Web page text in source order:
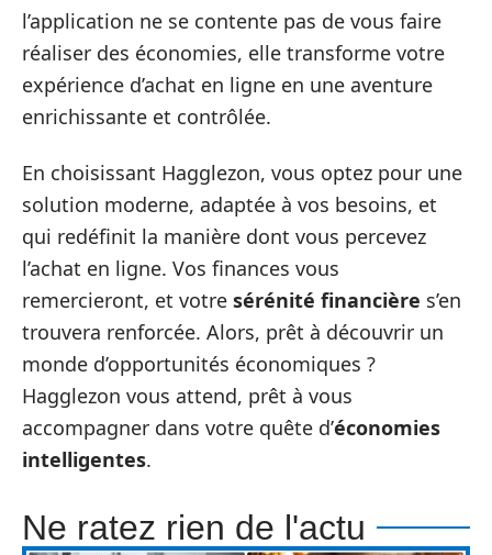
l’application ne se contente pas de vous faire
réaliser des économies, elle transforme votre
expérience d’achat en ligne en une aventure
enrichissante et contrôlée.
En choisissant Hagglezon, vous optez pour une
solution moderne, adaptée à vos besoins, et
qui redéfinit la manière dont vous percevez
l’achat en ligne. Vos finances vous
remercieront, et votre sérénité financière s’en
trouvera renforcée. Alors, prêt à découvrir un
monde d’opportunités économiques ?
Hagglezon vous attend, prêt à vous
accompagner dans votre quête d’économies
intelligentes.
Ne ratez rien de l'actu